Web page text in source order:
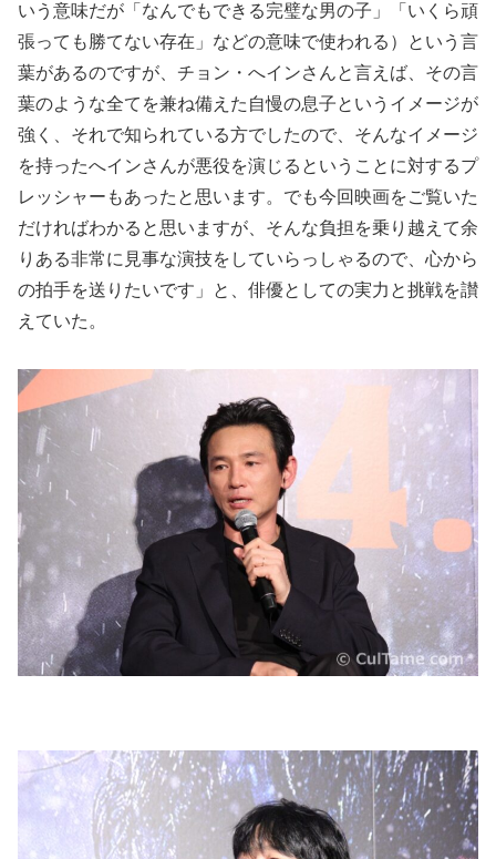
いう意味だが「なんでもできる完璧な男の子」「いくら頑
張っても勝てない存在」などの意味で使われる）という言
葉があるのですが、チョン・へインさんと言えば、その言
葉のような全てを兼ね備えた自慢の息子というイメージが
強く、それで知られている方でしたので、そんなイメージ
を持ったへインさんが悪役を演じるということに対するプ
レッシャーもあったと思います。でも今回映画をご覧いた
だければわかると思いますが、そんな負担を乗り越えて余
りある非常に見事な演技をしていらっしゃるので、心から
の拍手を送りたいです」と、俳優としての実力と挑戦を讃
えていた。